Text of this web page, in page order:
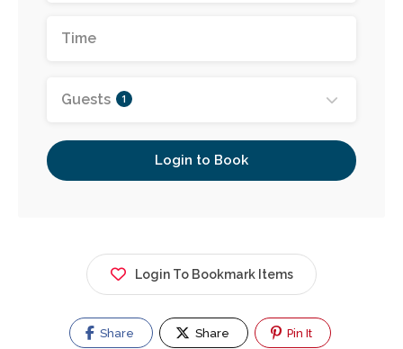
Guests 1
Login to Book
Login To Bookmark Items
Share Share Pin It